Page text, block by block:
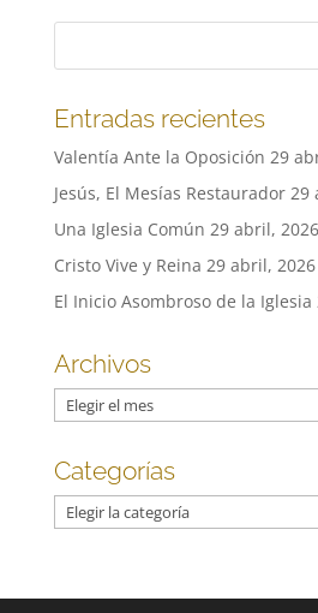
Entradas recientes
Valentía Ante la Oposición 29
Jesús, El Mesías Restaurador 29
Una Iglesia Común 29 abril, 2026
Cristo Vive y Reina 29 abril, 2026
El Inicio Asombroso de la Iglesia
Archivos
Archivos
Categorías
Categorías